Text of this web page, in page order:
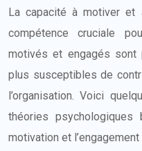
La capacité à motiver et
compétence cruciale
motivés et engagés
plus susceptibles de
l’organisation. Voici
théories
motivation et